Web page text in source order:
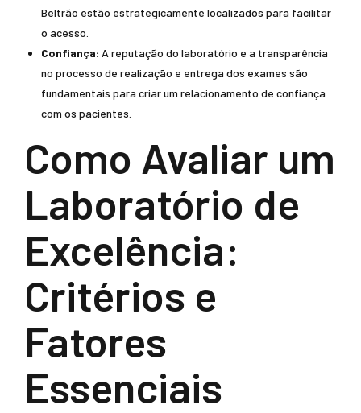
Beltrão estão estrategicamente localizados para facilitar
o acesso.
Confiança: A reputação do laboratório e a transparência
no processo de realização e entrega dos exames são
fundamentais para criar um relacionamento de confiança
com os pacientes.
Como Avaliar um
Laboratório de
Excelência:
Critérios e
Fatores
Essenciais